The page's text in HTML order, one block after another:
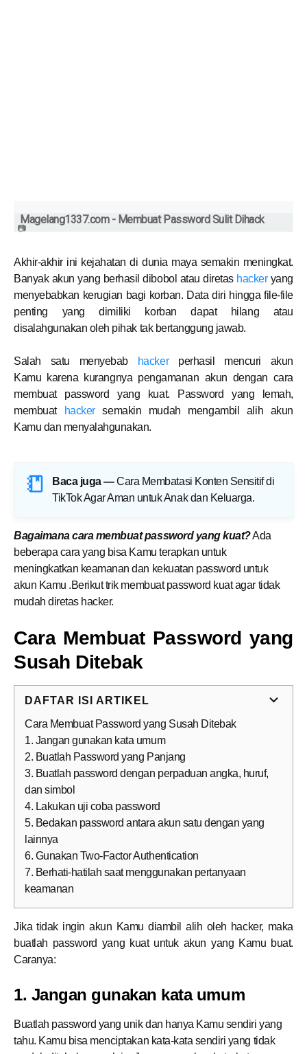
Magelang1337.com- Membuat Password Sulit Dihack
Akhir-akhir ini kejahatan di dunia maya semakin meningkat.
Banyak akun yang berhasil dibobol atau diretas hacker yang
menyebabkan kerugian bagi korban. Data diri hingga file-file
penting yang dimiliki korban dapat hilang atau
disalahgunakan oleh pihak tak bertanggung jawab.
Salah satu menyebab hackerperhasil mencuri akun
Kamu karena kurangnya pengamanan akun dengan cara
membuat password yang kuat. Password yang lemah,
membuat
hackersemakin mudah mengambil alih akun
Kamu dan menyalahgunakan.
Baca juga — Cara Membatasi Konten Sensitif di
TikTok Agar Aman untuk Anak dan Keluarga.
Bagaimana cara membuat password yang kuat?Ada
beberapa cara yang bisa Kamu terapkan untuk
meningkatkan keamanan dan kekuatan password untuk
akun Kamu .Berikut trik membuat password kuat agar tidak
mudah diretas hacker.
Cara Membuat Password yang
Susah Ditebak
DAFTAR ISI ARTIKEL
Cara Membuat Password yang Susah Ditebak
1. Jangan gunakan kata umum
2. Buatlah Password yang Panjang
3. Buatlah password dengan perpaduan angka, huruf,
dan simbol
4. Lakukan uji coba password
5. Bedakan password antara akun satu dengan yang
lainnya
6. Gunakan Two-Factor Authentication
7. Berhati-hatilah saat menggunakan pertanyaan
keamanan
Jika tidak ingin akun Kamu diambil alih oleh hacker, maka
buatlah password yang kuat untuk akun yang Kamu buat.
Caranya:
1. Jangan gunakan kata umum
Buatlah password yang unik dan hanya Kamu sendiri yang
tahu. Kamu bisa menciptakan kata-kata sendiri yang tidak